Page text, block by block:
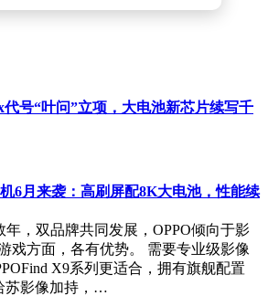
号“叶问”立项，大电池新芯片续写千
6月来袭：高刷屏配8K大电池，性能续
年，双品牌共同发展，OPPO倾向于影
戏方面，各有优势。 需要专业级影像
X9系列更适合，拥有旗舰配置
苏影像加持，…